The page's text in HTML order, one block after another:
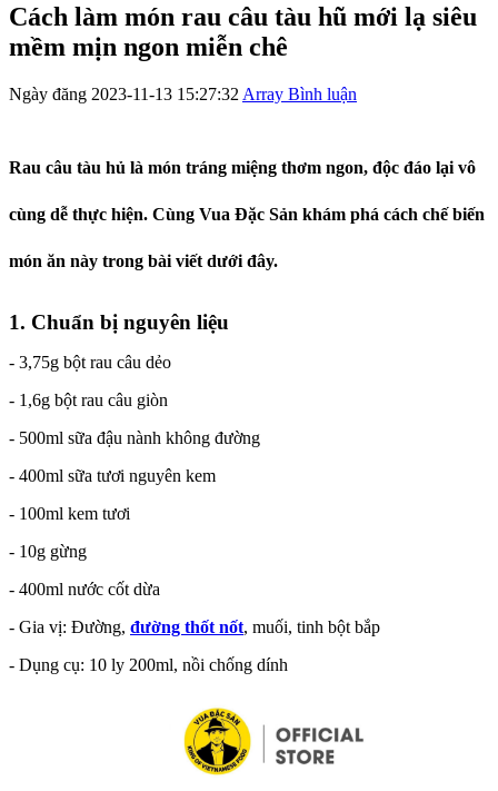
Cách làm món rau câu tàu hũ mới lạ siêu
mềm mịn ngon miễn chê
Ngày đăng 2023-11-13 15:27:32 Array Bình luận
Rau câu tàu hủ là món tráng miệng thơm ngon, độc đáo lại vô
cùng dễ thực hiện. Cùng Vua Đặc Sản khám phá cách chế biến
món ăn này trong bài viết dưới đây.
1. Chuẩn bị nguyên liệu
- 3,75g bột rau câu dẻo
- 1,6g bột rau câu giòn
- 500ml sữa đậu nành không đường
- 400ml sữa tươi nguyên kem
- 100ml kem tươi
- 10g gừng
- 400ml nước cốt dừa
- Gia vị: Đường, đường thốt nốt, muối, tinh bột bắp
- Dụng cụ: 10 ly 200ml, nồi chống dính